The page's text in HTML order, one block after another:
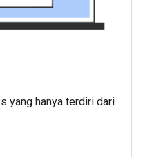
yang hanya terdiri dari